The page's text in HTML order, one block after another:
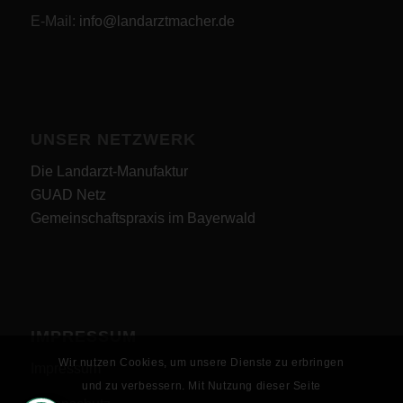
E-Mail: info@landarztmacher.de
Die Landarzt-Manufaktur
GUAD Netz
Gemeinschaftspraxis im Bayerwald
IMPRESSUM
Impressum
Wir nutzen Cookies, um unsere Dienste zu erbringen
und zu verbessern. Mit Nutzung dieser Seite